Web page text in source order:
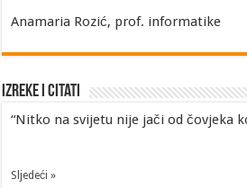
Anamaria Rozić, prof. informatike
Izreke i Citati
“Nitko na svijetu nije jači od čovjeka
Sljedeći »